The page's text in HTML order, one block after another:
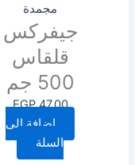
مجمدة
جيفركس
قلقاس
500 جم
EGP47.00
إضافة إلى
السلة